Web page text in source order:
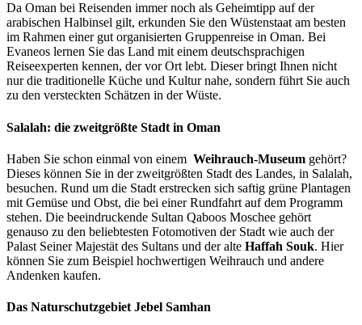
Da Oman bei Reisenden immer noch als Geheimtipp auf der
arabischen Halbinsel gilt, erkunden Sie den Wüstenstaat am besten
im Rahmen einer gut organisierten Gruppenreise in Oman. Bei
Evaneos lernen Sie das Land mit einem deutschsprachigen
Reiseexperten kennen, der vor Ort lebt. Dieser bringt Ihnen nicht
nur die traditionelle Küche und Kultur nahe, sondern führt Sie auch
zu den versteckten Schätzen in der Wüste.
Salalah: die zweitgrößte Stadt in Oman
Haben Sie schon einmal von einem Weihrauch-Museum gehört?
Dieses können Sie in der zweitgrößten Stadt des Landes, in Salalah,
besuchen. Rund um die Stadt erstrecken sich saftig grüne Plantagen
mit Gemüse und Obst, die bei einer Rundfahrt auf dem Programm
stehen. Die beeindruckende Sultan Qaboos Moschee gehört
genauso zu den beliebtesten Fotomotiven der Stadt wie auch der
Palast Seiner Majestät des Sultans und der alte Haffah Souk. Hier
können Sie zum Beispiel hochwertigen Weihrauch und andere
Andenken kaufen.
Das Naturschutzgebiet Jebel Samhan